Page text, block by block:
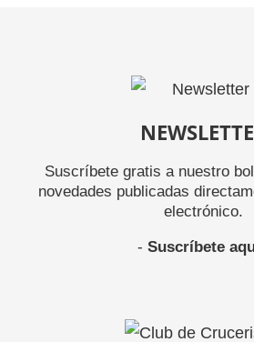
Suscríbete gratis a nuestro
novedades publicadas
electrónico.
- Suscríbete